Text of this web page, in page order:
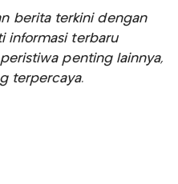
berita terkini dengan
informasi terbaru
penting lainnya,
terpercaya.